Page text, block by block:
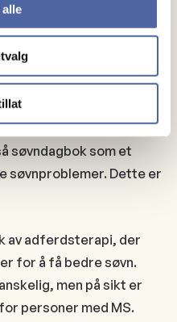
like før du skal i seng.
på ettermiddag og
ikke skjermbruk sent
kan utsette søvn med
søvndagbok som et
søvnproblemer. Dette er
av adferdsterapi, der
for å få bedre søvn.
men på sikt er
personer med MS.